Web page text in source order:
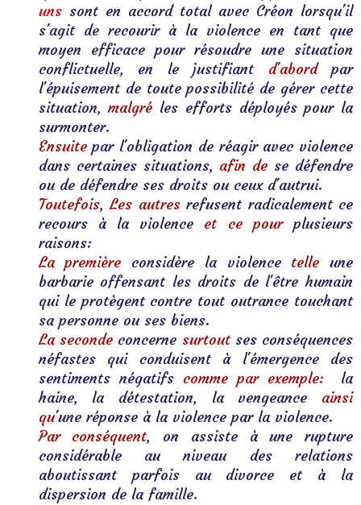
uns sont en accord total avec Créon lorsqu'il
s'agit de recourir à la violence en tant que
moyen efficace pour résoudre une situation
conflictuelle, en le justifiant d'abord par
l'épuisement de toute possibilité de gérer cette
situation, malgré les efforts déployés pour la
surmonter.
Ensuite par l'obligation de réagir avec violence
dans certaines situations, afin de se défendre
ou de défendre ses droits ou ceux d'autrui.
Toutefois, Les autres refusent radicalement ce
recours à la violence et ce pour plusieurs
raisons:
La première considère la violence telle une
barbarie offensant les droits de l'être humain
qui le protègent contre tout outrance touchant
sa personne ou ses biens.
La seconde concerne surtout ses conséquences
néfastes qui conduisent à l'émergence des
sentiments négatifs comme par exemple: la
haine, la détestation, la vengeance ainsi
qu'une réponse à la violence par la violence.
Par conséquent, on assiste à une rupture
considérable au niveau des relations
aboutissant parfois au divorce et à la
dispersion de la famille.